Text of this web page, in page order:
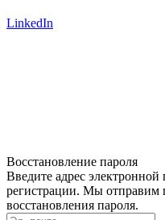
LinkedIn
Восстановление пароля
Введите адрес
регистрации. Мы отправим
восстановления пароля.